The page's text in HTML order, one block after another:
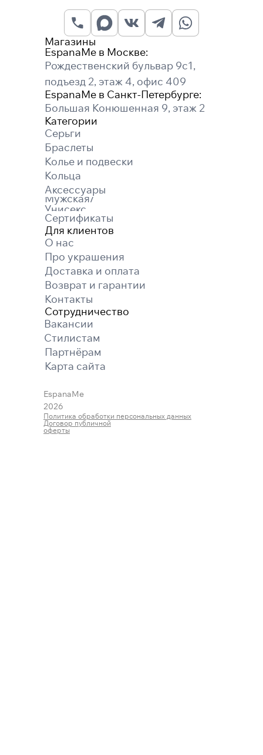
Магазины
EspanaMe в Москве:
Рождественский бульвар 9с1,
подъезд 2, этаж 4, офис 409
EspanaMe в Санкт-Петербурге:
Большая Конюшенная 9, этаж 2
Категории
Серьги
Браслеты
Колье и подвески
Кольца
Аксессуары
Мужская/
Унисекс
Сертификаты
Для клиентов
О нас
Про украшения
Доставка и оплата
Возврат и гарантии
Контакты
Сотрудничество
Вакансии
Cтилистам
Партнёрам
Карта cайта
EspanaMe
2026
Политика обработки персональных данных
Договор публичной
оферты